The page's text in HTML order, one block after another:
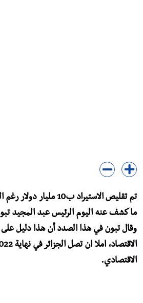
ما كشف عنه اليوم الرئيس عبد المجيد
وقال تبون في هذا الصدد أن هذا دليل
الاقتصادي.